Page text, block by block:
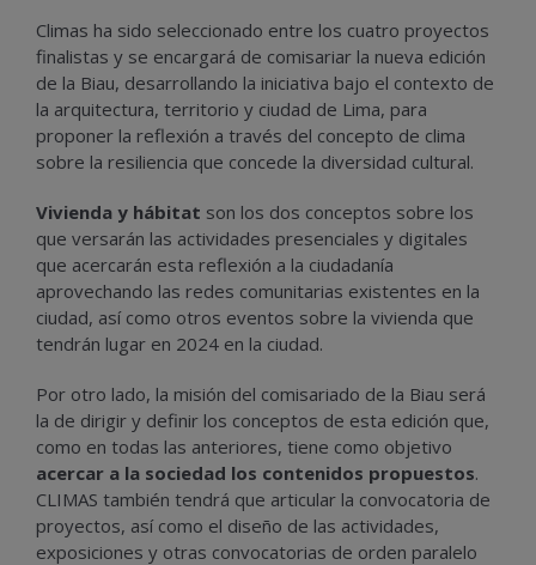
Climas ha sido seleccionado entre los cuatro proyectos
finalistas y se encargará de comisariar la nueva edición
de la Biau, desarrollando la iniciativa bajo el contexto de
la arquitectura, territorio y ciudad de Lima, para
proponer la reflexión a través del concepto de clima
sobre la resiliencia que concede la diversidad cultural.
Vivienda y hábitat son los dos conceptos sobre los
que versarán las actividades presenciales y digitales
que acercarán esta reflexión a la ciudadanía
aprovechando las redes comunitarias existentes en la
ciudad, así como otros eventos sobre la vivienda que
tendrán lugar en 2024 en la ciudad.
Por otro lado, la misión del comisariado de la Biau será
la de dirigir y definir los conceptos de esta edición que,
como en todas las anteriores, tiene como objetivo
acercar a la sociedad los contenidos propuestos.
CLIMAS también tendrá que articular la convocatoria de
proyectos, así como el diseño de las actividades,
exposiciones y otras convocatorias de orden paralelo